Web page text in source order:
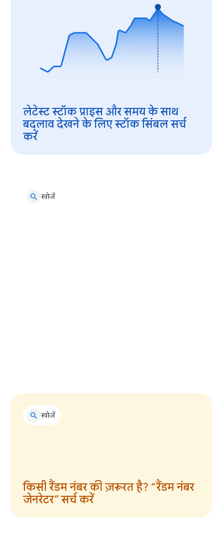
लेटेस्ट स्टॉक प्राइस और समय के साथ
बदलाव देखने के लिए स्टॉक सिंबल सर्च
करें
खोजें
खोजें
किसी रैंडम नंबर की ज़रूरत है? “रैंडम नंबर
जेनरेटर” सर्च करें